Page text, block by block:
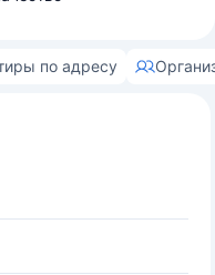
по адресу